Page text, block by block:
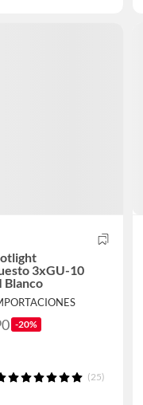
3xGU-10
Blanco
-20%
(25)